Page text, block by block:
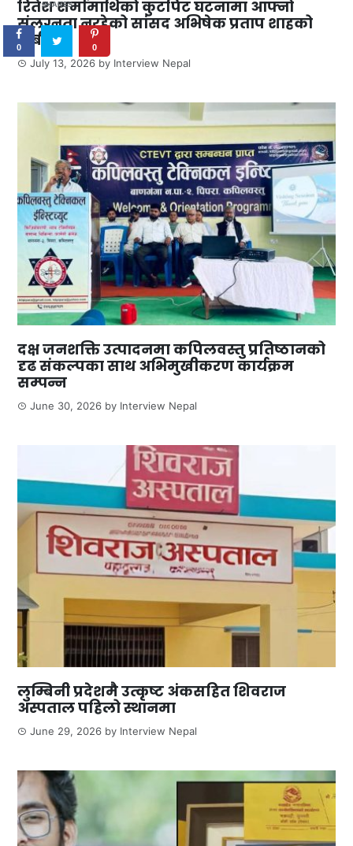
रितेश शर्मामाथिको कुटपिट घटनामा आफ्नो
संलग्नता नरहेको सांसद अभिषेक प्रताप शाहको
दाबी
July 13, 2026 by Interview Nepal
दक्ष जनशक्ति उत्पादनमा कपिलवस्तु प्रतिष्ठानको
दृढ संकल्पका साथ अभिमुखीकरण कार्यक्रम
सम्पन्न
June 30, 2026 by Interview Nepal
लुम्बिनी प्रदेशमै उत्कृष्ट अंकसहित शिवराज
अस्पताल पहिलो स्थानमा
June 29, 2026 by Interview Nepal
SHARES
0 0